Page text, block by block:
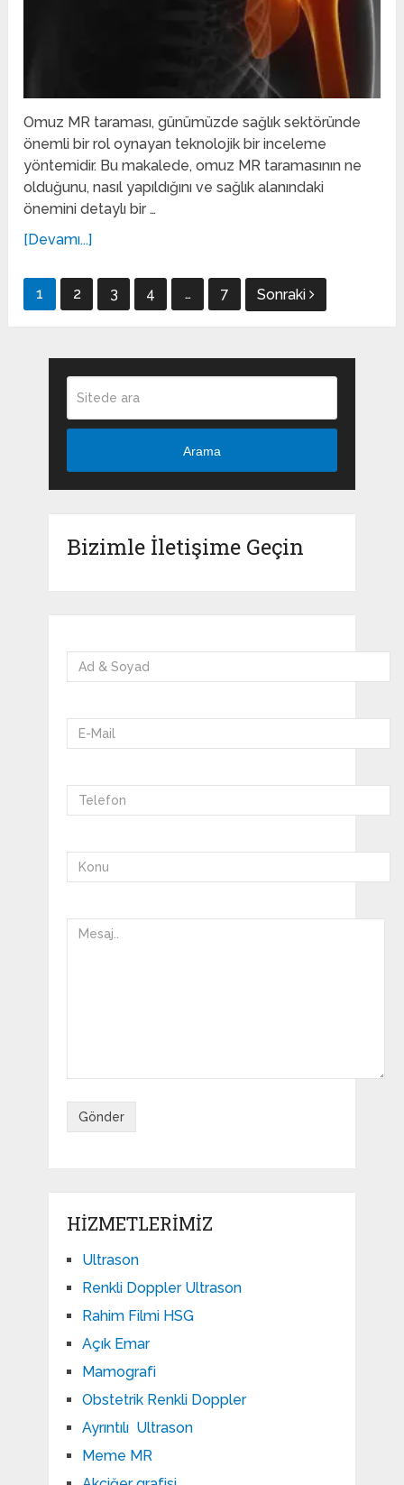
Omuz MR taraması, günümüzde sağlık sektöründe
önemli bir rol oynayan teknolojik bir inceleme
yöntemidir. Bu makalede, omuz MR taramasının ne
olduğunu, nasıl yapıldığını ve sağlık alanındaki
önemini detaylı bir …
[Devamı...]
Yazı
1 2 3 4 … 7 Sonraki
Arama
Bizimle İletişime Geçin
HIZMETLERIMIZ
Ultrason
Renkli Doppler Ultrason
Rahim Filmi HSG
Açık Emar
Mamografi
Obstetrik Renkli Doppler
Ayrıntılı Ultrason
Meme MR